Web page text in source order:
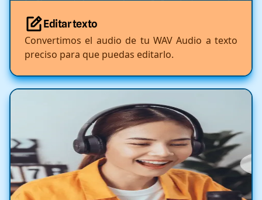
Editar texto
Convertimos el audio de tu WAV Audio a texto
preciso para que puedas editarlo.